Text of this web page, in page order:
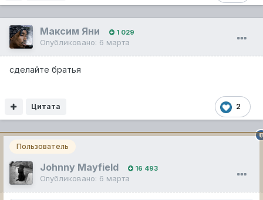
Максим Яни 1 029
Опубликовано: 6 марта
сделайте братья
2
Цитата
Пользователь
Johnny Mayfield 16 493
Опубликовано: 6 марта